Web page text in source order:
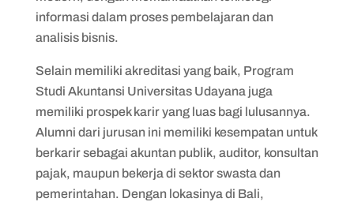
informasi dalam proses pembelajaran dan
analisis bisnis.
Selain memiliki akreditasi yang baik, Program
Studi Akuntansi Universitas Udayana juga
memiliki prospek karir yang luas bagi lulusannya.
Alumni dari jurusan ini memiliki kesempatan untuk
berkarir sebagai akuntan publik, auditor, konsultan
pajak, maupun bekerja di sektor swasta dan
pemerintahan. Dengan lokasinya di Bali,